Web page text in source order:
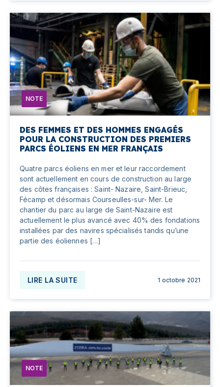
NOTE
DES FEMMES ET DES HOMMES ENGAGÉS
POUR LA CONSTRUCTION DES PREMIERS
PARCS ÉOLIENS EN MER FRANÇAIS
Quatre parcs éoliens en mer et leur raccordement
sont actuelle­ment en cours de construction au large
des côtes françaises : Saint- Nazaire, Saint-Brieuc,
Fécamp et désormais Courseulles-sur- Mer. Le
chantier du parc au large de Saint-Nazaire est
actuellement le plus avancé avec 40% des fondations
installées par des navires spécialisés tandis qu’une
partie des éoliennes […]
LIRE LA SUITE 1 octobre 2021
NOTE